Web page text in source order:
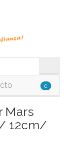
0
Mars
12cm/